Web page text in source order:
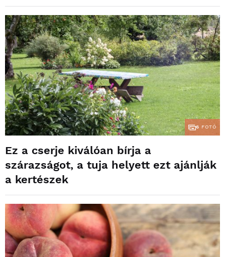
6 FOTÓ
Ez a cserje kiválóan bírja a
szárazságot, a tuja helyett ezt ajánlják
a kertészek